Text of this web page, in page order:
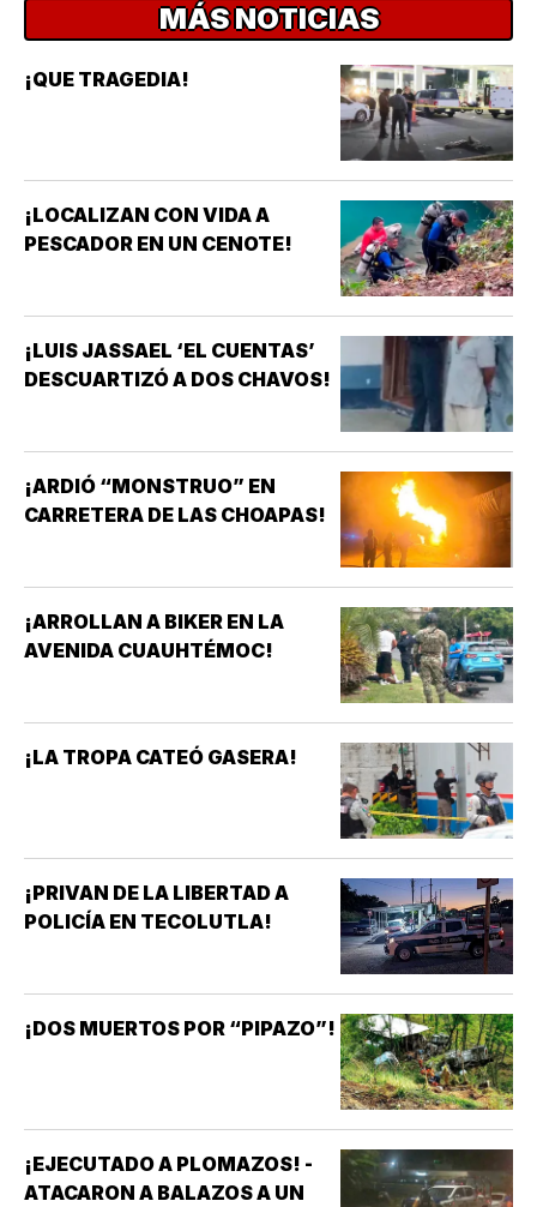
MÁS NOTICIAS
¡QUE TRAGEDIA!
¡LOCALIZAN CON VIDA A
PESCADOR EN UN CENOTE!
¡LUIS JASSAEL ‘EL CUENTAS’
DESCUARTIZÓ A DOS CHAVOS!
¡ARDIÓ “MONSTRUO” EN
CARRETERA DE LAS CHOAPAS!
¡ARROLLAN A BIKER EN LA
AVENIDA CUAUHTÉMOC!
¡LA TROPA CATEÓ GASERA!
¡PRIVAN DE LA LIBERTAD A
POLICÍA EN TECOLUTLA!
¡DOS MUERTOS POR “PIPAZO”!
¡EJECUTADO A PLOMAZOS! -
ATACARON A BALAZOS A UN